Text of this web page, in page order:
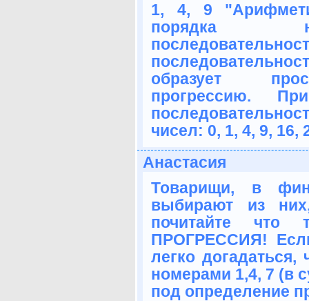
1, 4, 9
порядка
образует
прогрессию.
чисел: 0, 1, 4, 9, 16,
Анастасия
Товарищи, в
выбирают из
почитайте что
ПРОГРЕССИЯ!
легко
номерами 1,4, 7 (в
под определение